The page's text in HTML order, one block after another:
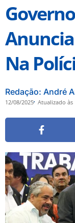
Na
Redação: André
12/08/2025 Atualizado às